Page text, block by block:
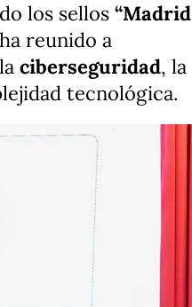
los sellos “Madrid
reunido a
ciberseguridad, la
tecnológica.